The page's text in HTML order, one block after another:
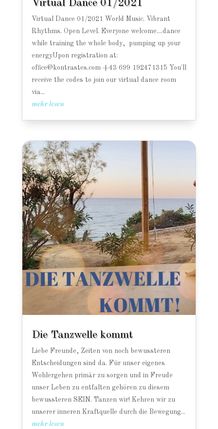
Virtual Dance 01/2021
Virtual Dance 01/2021 World Music. Vibrant
Rhythms. Open Level. Everyone welcome....dance
while training the whole body, pumping up your
energyUpon registration at:
office@kontrastes.com +43 699 192471315 You'll
receive the codes to join our virtual dance room
via...
mehr lesen
Die Tanzwelle kommt
Liebe Freunde, Zeiten von noch bewussteren
Entscheidungen sind da. Für unser eigenes
Wohlergehen primär zu sorgen und in Freude
unser Leben zu entfalten gehören zu diesem
bewussteren SEIN. Tanzen wir! Kehren wir zu
unserer inneren Kraftquelle durch die Bewegung...
mehr lesen